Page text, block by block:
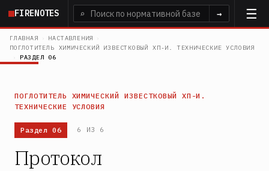
Перейти
основному
содержанию
FIRENOTES ⌕ →
ГЛАВНАЯ › НАСТАВЛЕНИЯ
›
ПОГЛОТИТЕЛЬ ХИМИЧЕСКИЙ ИЗВЕСТКОВЫЙ ХП-И. ТЕХНИЧЕСКИЕ УСЛОВИЯ
›
РАЗДЕЛ 06
ПОГЛОТИТЕЛЬ ХИМИЧЕСКИЙ ИЗВЕСТКОВЫЙ ХП-И.
ТЕХНИЧЕСКИЕ УСЛОВИЯ
Раздел 06 6 ИЗ 6
Протокол